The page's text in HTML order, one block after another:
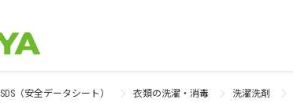
SDS（安全データシート） 衣類の洗濯・消毒 洗濯洗剤